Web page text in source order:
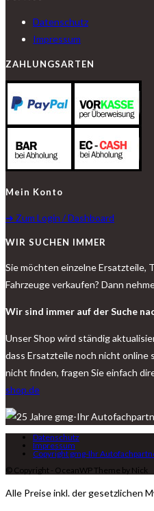
Datenschutz
Impressum
ZAHLUNGSARTEN
Mein Konto
➔ Zum Login / Dashboard
WIR SUCHEN IMMER
Sie möchten einzelne Ersatzteile,
Fahrzeuge verkaufen? Dann
Wir sind immer auf der Suche
Unser Shop wird ständig
dass Ersatzteile noch nicht online
nicht finden, fragen Sie einfach
shop.de
Datenschutz
Impressum
Copyright gmg-Ihr
© Copyright - OceanWP Theme by Nick
Alle Preise inkl. der gesetzlichen